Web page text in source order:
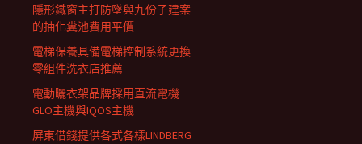
隱形鐵窗主打防墜與九份子建案
的抽化糞池費用平價
電梯保養具備電梯控制系統更換
零組件洗衣店推薦
電動曬衣架品牌採用直流電機
GLO主機與IQOS主機
屏東借錢提供各式各樣LINDBERG